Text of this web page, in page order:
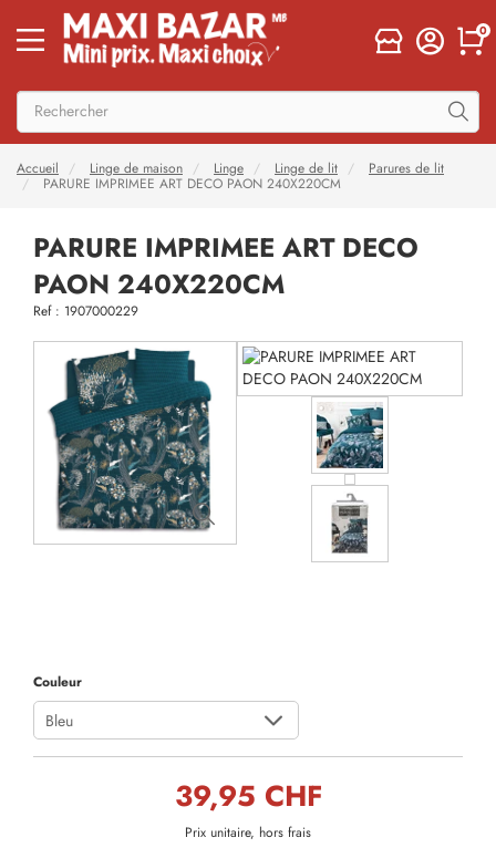
0
Accueil Linge de maison Linge Linge de lit
Parures de lit
PARURE IMPRIMEE ART DECO PAON 240X220CM
PARURE IMPRIMEE ART DECO
PAON 240X220CM
Ref : 1907000229
Couleur
Bleu
39,95 CHF
Prix unitaire, hors frais